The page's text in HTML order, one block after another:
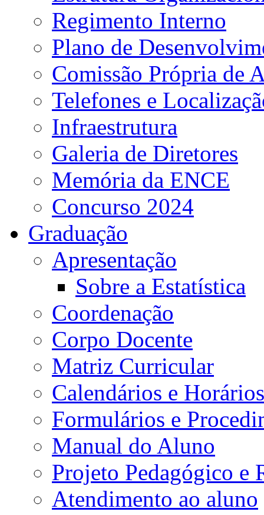
Regimento Interno
Plano de
Comissão Própria de
Telefones e
Infraestrutura
Galeria de Diretores
Memória da ENCE
Concurso 2024
Graduação
Apresentação
Sobre a Estatística
Coordenação
Corpo Docente
Matriz Curricular
Calendários e Horários
Formulários e
Manual do Aluno
Projeto Pedagógico e
Atendimento ao aluno